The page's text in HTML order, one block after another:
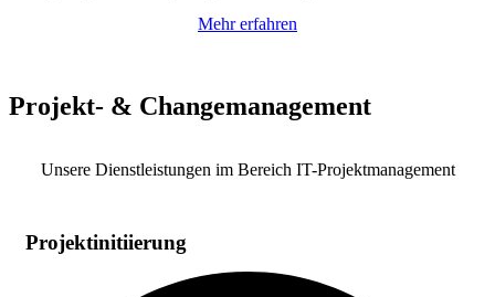
Mehr erfahren
Projekt- & Changemanagement
Unsere Dienstleistungen im Bereich IT-Projektmanagement
Projektinitiierung